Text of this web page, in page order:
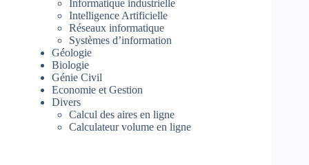
Informatique industrielle
Intelligence Artificielle
Réseaux informatique
Systèmes d’information
Géologie
Biologie
Génie Civil
Economie et Gestion
Divers
Calcul des aires en ligne
Calculateur volume en ligne